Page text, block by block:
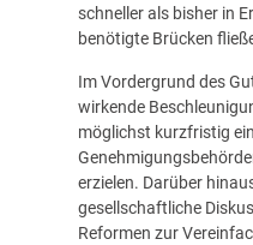
schneller als bisher in
benötigte Brücken
Im Vordergrund des
wirkende
möglichst kurzfristig
erzielen. Darüber
gesellschaftliche
Reformen zur